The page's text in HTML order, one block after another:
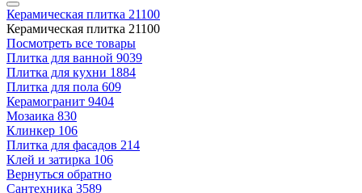
Керамическая плитка 21100
Керамическая плитка 21100
Посмотреть все товары
Плитка для ванной 9039
Плитка для кухни 1884
Плитка для пола 609
Керамогранит 9404
Мозаика 830
Клинкер 106
Плитка для фасадов 214
Клей и затирка 106
Вернуться обратно
Сантехника 3589